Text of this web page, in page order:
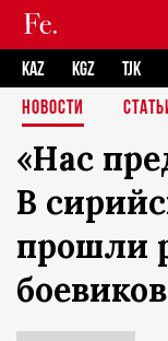
KAZ KGZ TJK
НОВОСТИ
«Нас
В
прошли